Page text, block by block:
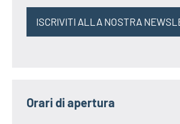
ISCRIVITI ALLA NOSTRA
Orari di apertura